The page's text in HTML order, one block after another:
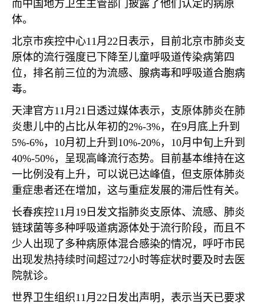
而中国地方卫生主管部门披露了他们认定的病原
体。
北京市疾控中心11月 22 日表示，目前北京市肺炎支
原体的流行强度已下降至儿童呼吸道传染病第四
位，排名前三位的为流感、腺病毒和呼吸道合胞病
毒。
天津官方11月 21 日透过媒体表示，支原体肺炎在肺
炎患儿中的占比从年初的2%-3%，在9月底上升到
5%-6%， 10月初上升到 10%-20%， 10月中旬上升到
40%-50%，呈现高峰流行态势。目前基本维持在这
一比例没有上升，可以说已达峰值，但支原体肺炎
重症患者还在增加，这与重症发展的滞后性有关。
长春疾控11月 19 日发文指肺炎支原体、流感、肺炎
链球菌等多种呼吸道病源体处于流行阶段，而且不
少人出现了多种病原体混合感染的情况，呼吁市民
出现发热持续时间超过72小时等症状时要及时去医
院就诊。
世界卫生组织11月 22 日发出声明，表示当天已要求